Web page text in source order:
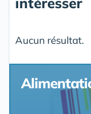
Aucun résultat.